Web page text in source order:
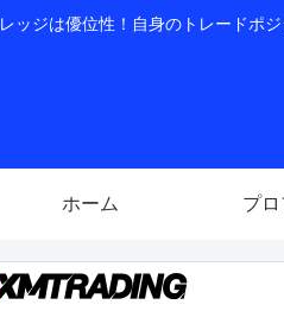
ッジは優位性！自身のトレードポ
ホーム プ